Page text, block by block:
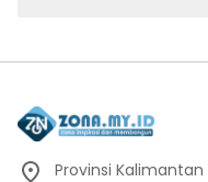
Provinsi